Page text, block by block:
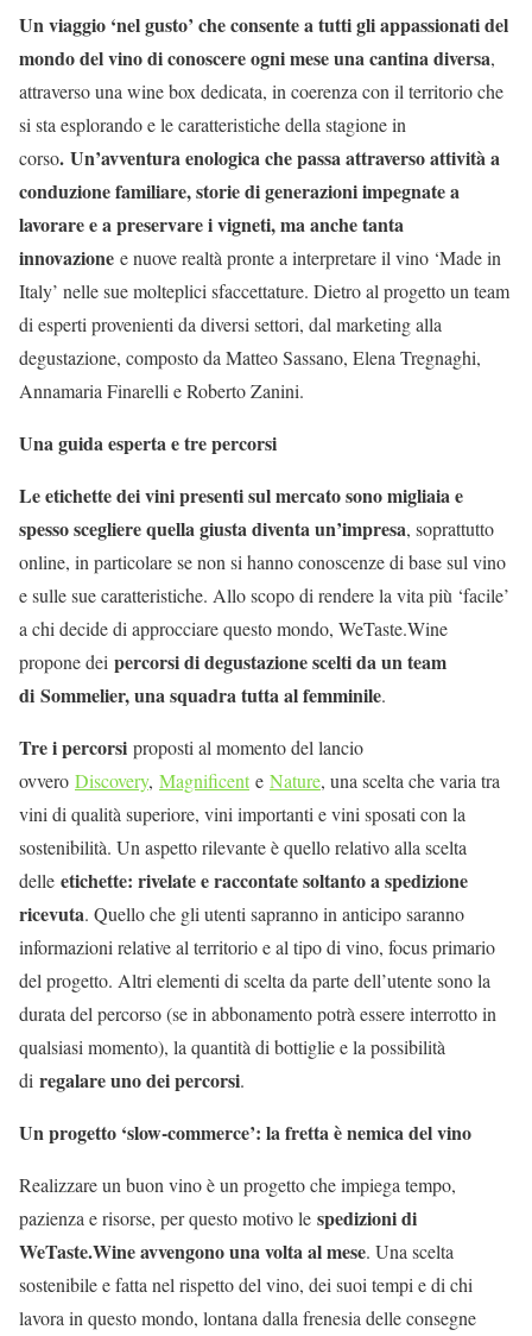
Un viaggio ‘nel gusto’ che consente a tutti gli appassionati del
mondo del vino di conoscere ogni mese una cantina diversa,
attraverso una wine box dedicata, in coerenza con il territorio che
si sta esplorando e le caratteristiche della stagione in
corso. Un’avventura enologica che passa attraverso attività a
conduzione familiare, storie di generazioni impegnate a
lavorare e a preservare i vigneti, ma anche tanta
innovazione e nuove realtà pronte a interpretare il vino ‘Made in
Italy’ nelle sue molteplici sfaccettature. Dietro al progetto un team
di esperti provenienti da diversi settori, dal marketing alla
degustazione, composto da Matteo Sassano, Elena Tregnaghi,
Annamaria Finarelli e Roberto Zanini.
Una guida esperta e tre percorsi
Le etichette dei vini presenti sul mercato sono migliaia e
spesso scegliere quella giusta diventa un’impresa, soprattutto
online, in particolare se non si hanno conoscenze di base sul vino
e sulle sue caratteristiche. Allo scopo di rendere la vita più ‘facile’
a chi decide di approcciare questo mondo, WeTaste.Wine
propone dei percorsi di degustazione scelti da un team
di Sommelier, una squadra tutta al femminile.
Tre i percorsi proposti al momento del lancio
ovvero Discovery, Magnificent e Nature, una scelta che varia tra
vini di qualità superiore, vini importanti e vini sposati con la
sostenibilità. Un aspetto rilevante è quello relativo alla scelta
delle etichette: rivelate e raccontate soltanto a spedizione
ricevuta. Quello che gli utenti sapranno in anticipo saranno
informazioni relative al territorio e al tipo di vino, focus primario
del progetto. Altri elementi di scelta da parte dell’utente sono la
durata del percorso (se in abbonamento potrà essere interrotto in
qualsiasi momento), la quantità di bottiglie e la possibilità
di regalare uno dei percorsi.
Un progetto ‘slow-commerce’: la fretta è nemica del vino
Realizzare un buon vino è un progetto che impiega tempo,
pazienza e risorse, per questo motivo le spedizioni di
WeTaste.Wine avvengono una volta al mese. Una scelta
sostenibile e fatta nel rispetto del vino, dei suoi tempi e di chi
lavora in questo mondo, lontana dalla frenesia delle consegne